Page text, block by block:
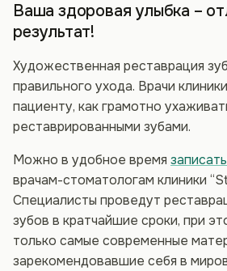
Ваша здоровая улыбка –
результат!
Художественная реставрация
правильного ухода. Врачи
пациенту, как грамотно
реставрированными зубами.
Можно в удобное время
врачам-стоматологам клиники
Специалисты проведут
зубов в кратчайшие сроки, при
только самые современные
зарекомендовавшие себя в